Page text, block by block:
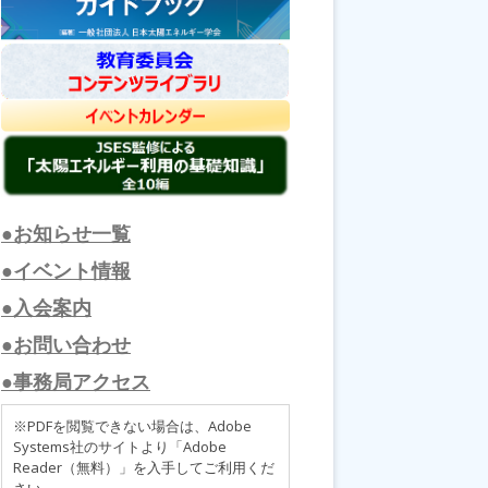
●お知らせ一覧
●イベント情報
●入会案内
●お問い合わせ
●事務局アクセス
※PDFを閲覧できない場合は、Adobe
Systems社のサイトより「Adobe
Reader（無料）」を入手してご利用くだ